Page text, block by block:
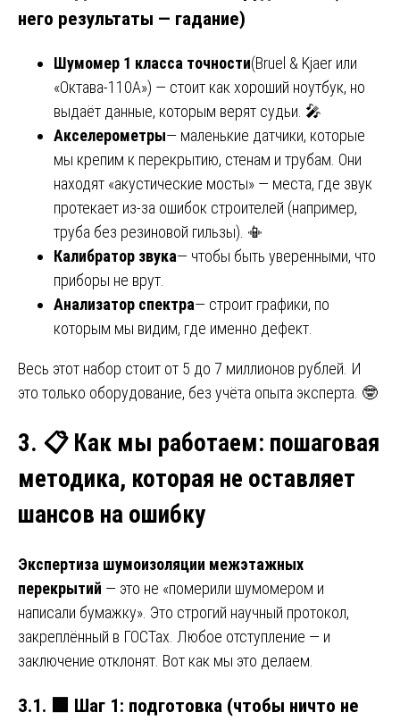
него результаты — гадание)
Шумомер 1 класса точности(Bruel & Kjaer или
«Октава-110А») — стоит как хороший ноутбук, но
выдаёт данные, которым верят судьи. 🎤
Акселерометры— маленькие датчики, которые
мы крепим к перекрытию, стенам и трубам. Они
находят «акустические мосты» — места, где звук
протекает из-за ошибок строителей (например,
труба без резиновой гильзы). 📳
Калибратор звука— чтобы быть уверенными, что
приборы не врут.
Анализатор спектра— строит графики, по
которым мы видим, где именно дефект.
Весь этот набор стоит от 5 до 7 миллионов рублей. И
это только оборудование, без учёта опыта эксперта. 🤓
3. 📋Как мы работаем: пошаговая
методика, которая не оставляет
шансов на ошибку
Экспертиза шумоизоляции межэтажных
перекрытий — это не «померили шумомером и
написали бумажку». Это строгий научный протокол,
закреплённый в ГОСТах. Любое отступление — и
заключение отклонят. Вот как мы это делаем.
3.1. 🟩 Шаг 1: подготовка (чтобы ничто не